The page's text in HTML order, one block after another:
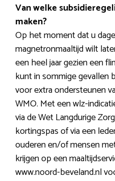
Van welke
maken?
Op het moment dat u
magnetronmaaltijd wilt
een heel jaar gezien een
kunt in sommige gevallen
voor extra ondersteunen
WMO. Met een wlz-
via de Wet Langdurige
kortingspas of via een
ouderen en/of mensen
krijgen op een
www.noord-beveland.nl